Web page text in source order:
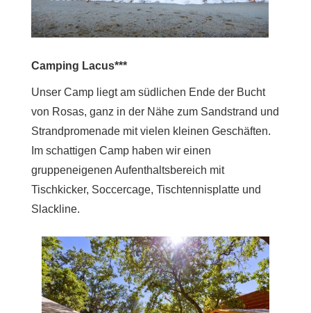
Camping Lacus***
Unser Camp liegt am südlichen Ende der Bucht
von Rosas, ganz in der Nähe zum Sandstrand und
Strandpromenade mit vielen kleinen Geschäften.
Im schattigen Camp haben wir einen
gruppeneigenen Aufenthaltsbereich mit
Tischkicker, Soccercage, Tischtennisplatte und
Slackline.